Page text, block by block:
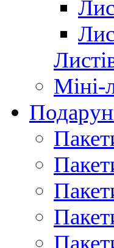
Міні-